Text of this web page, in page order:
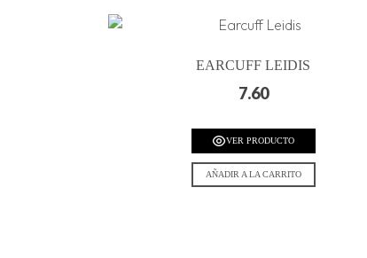
EARCUFF LEIDIS
7.60
VER PRODUCTO
AÑADIR A LA CARRITO